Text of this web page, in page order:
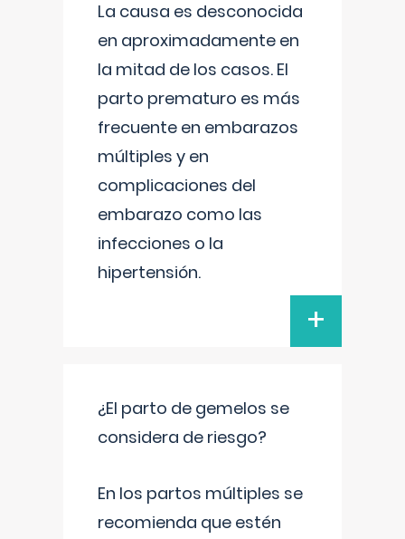
La causa es desconocida
en aproximadamente en
la mitad de los casos. El
parto prematuro es más
frecuente en embarazos
múltiples y en
complicaciones del
embarazo como las
infecciones o la
hipertensión.
+
¿El parto de gemelos se
considera de riesgo?
En los partos múltiples se
recomienda que estén